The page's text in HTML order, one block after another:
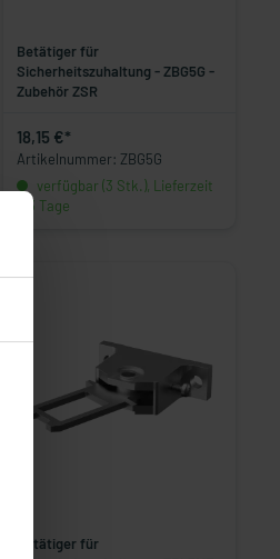
Betätiger für
Sicherheitszuhaltung - ZBG5G -
Zubehör ZSR
18,15 €*
Artikelnummer: ZBG5G
verfügbar (3 Stk.), Lieferzeit
1-3 Tage
Betätiger für